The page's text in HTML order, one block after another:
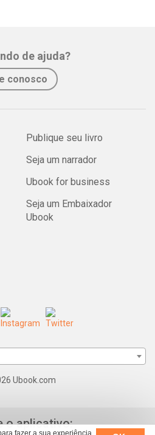
fazer a sua experiência
de ajuda?
conosco
Publique seu livro
Seja um narrador
Ubook for business
Seja um Embaixador
Ubook
Ubook.com
o aplicativo: